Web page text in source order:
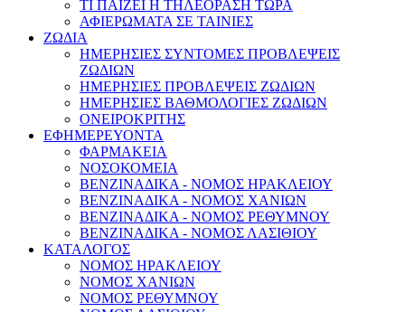
ΤΙ ΠΑΙΖΕΙ Η ΤΗΛΕΟΡΑΣΗ ΤΩΡΑ
ΑΦΙΕΡΩΜΑΤΑ ΣΕ ΤΑΙΝΙΕΣ
ΖΩΔΙΑ
ΗΜΕΡΗΣΙΕΣ ΣΥΝΤΟΜΕΣ ΠΡΟΒΛΕΨΕΙΣ
ΖΩΔΙΩΝ
ΗΜΕΡΗΣΙΕΣ ΠΡΟΒΛΕΨΕΙΣ ΖΩΔΙΩΝ
ΗΜΕΡΗΣΙΕΣ ΒΑΘΜΟΛΟΓΙΕΣ ΖΩΔΙΩΝ
ΟΝΕΙΡΟΚΡΙΤΗΣ
ΕΦΗΜΕΡΕΥΟΝΤΑ
ΦΑΡΜΑΚΕΙΑ
ΝΟΣΟΚΟΜΕΙΑ
ΒΕΝΖΙΝΑΔΙΚΑ - ΝΟΜΟΣ ΗΡΑΚΛΕΙΟΥ
ΒΕΝΖΙΝΑΔΙΚΑ - ΝΟΜΟΣ ΧΑΝΙΩΝ
ΒΕΝΖΙΝΑΔΙΚΑ - ΝΟΜΟΣ ΡΕΘΥΜΝΟΥ
ΒΕΝΖΙΝΑΔΙΚΑ - ΝΟΜΟΣ ΛΑΣΙΘΙΟΥ
ΚΑΤΑΛΟΓΟΣ
ΝΟΜΟΣ ΗΡΑΚΛΕΙΟΥ
ΝΟΜΟΣ ΧΑΝΙΩΝ
ΝΟΜΟΣ ΡΕΘΥΜΝΟΥ